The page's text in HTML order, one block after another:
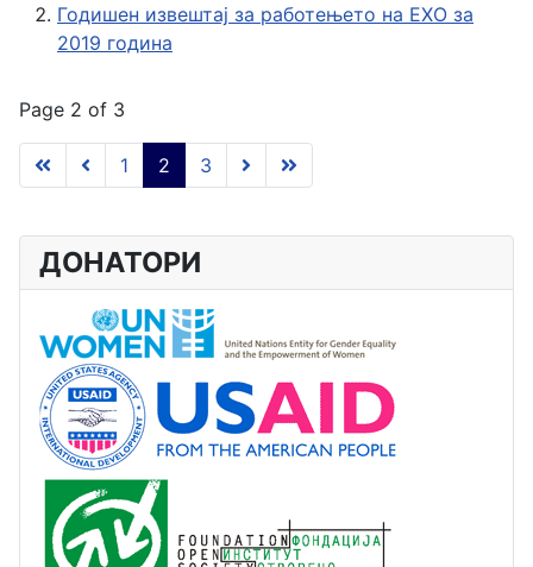
Годишен извештај за работењето на ЕХО за
2019 година
Page 2 of 3
1 2 3
ДОНАТОРИ